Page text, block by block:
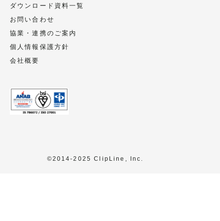
ダウンロード資料一覧
お問い合わせ
協業・連携のご案内
個人情報保護方針
会社概要
©2014-2025 ClipLine, Inc.